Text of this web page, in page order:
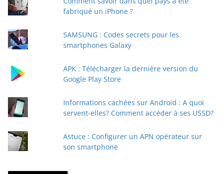
fabriqué un iPhone ?
SAMSUNG : Codes secrets pour les
smartphones Galaxy
APK : Télécharger la dernière version du
Google Play Store
Informations cachées sur Android : A quoi
servent-elles? Comment accéder à ses USSD?
Astuce : Configurer un APN opérateur sur
son smartphone